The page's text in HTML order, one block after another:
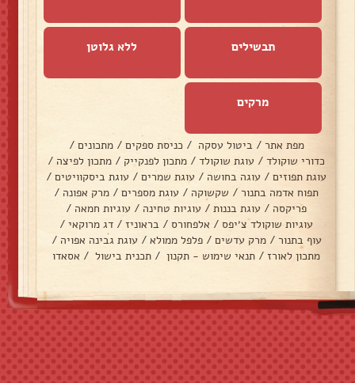
תבשילים ללא גלוטן
מרקים
מפת אתר / ביטול עסקה / כניסת ספקים / מתכונים /
כדורי שוקולד / עוגת שוקולד / מתכון לפנקייק / מתכון לפיצה /
עוגת תפוזים / עוגה בחושה / עוגת שמרים / עוגת ביסקוויטים /
תפוח אדמה בתנור / שקשוקה / עוגת מספרים / מרק אפונה /
פריקסה / עוגת בננות / עוגיות טחינה / עוגיות חמאה /
עוגיות שוקולד צ׳יפס / אלפחורס / בראוניז / דג מרוקאי /
עוף בתנור / מרק עדשים / פלפל ממולא / עוגת גבינה אפויה /
מתכון לאורז / תנאי שימוש - תקנון / תכנית בישול / אסאדו